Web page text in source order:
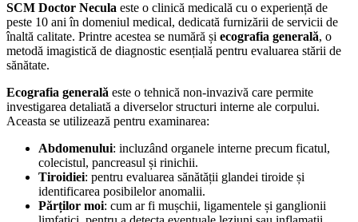
SCM Doctor Necula este o clinică medicală cu o experiență de
peste 10 ani în domeniul medical, dedicată furnizării de servicii de
înaltă calitate. Printre acestea se numără și ecografia generală, o
metodă imagistică de diagnostic esențială pentru evaluarea stării de
sănătate.
Ecografia generală este o tehnică non-invazivă care permite
investigarea detaliată a diverselor structuri interne ale corpului.
Aceasta se utilizează pentru examinarea:
Abdomenului: incluzând organele interne precum ficatul,
colecistul, pancreasul și rinichii.
Tiroidiei: pentru evaluarea sănătății glandei tiroide și
identificarea posibilelor anomalii.
Părților moi: cum ar fi mușchii, ligamentele și ganglionii